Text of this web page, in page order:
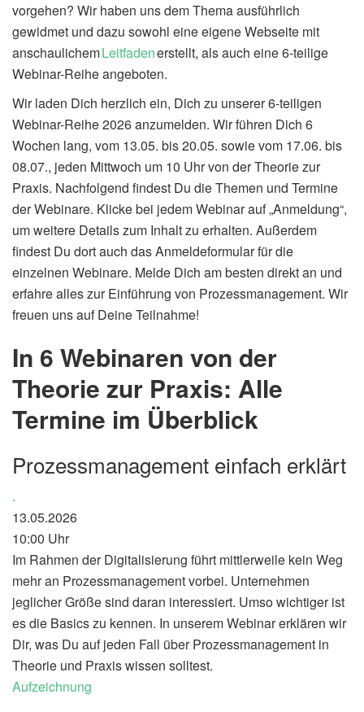
vorgehen? Wir haben uns dem Thema ausführlich
gewidmet und dazu sowohl eine eigene Webseite mit
anschaulichemLeitfadenerstellt, als auch eine 6-teilige
Webinar-Reihe angeboten.
Wir laden Dich herzlich ein, Dich zu unserer 6-teiligen
Webinar-Reihe2026anzumelden. Wir führen Dich 6
Wochen lang, vom 13.05. bis 20.05. sowie vom 17.06. bis
08.07., jeden Mittwoch um 10 Uhr von der Theorie zur
Praxis. Nachfolgend findest Du die Themen und Termine
der Webinare. Klicke bei jedem Webinar auf „Anmeldung“,
um weitere Details zum Inhalt zu erhalten. Außerdem
findest Du dort auch das Anmeldeformular für die
einzelnen Webinare. Melde Dich am besten direkt an und
erfahre alles zur Einführung von Prozessmanagement. Wir
freuen uns auf Deine Teilnahme!
In 6 Webinaren von der
Theorie zur Praxis: Alle
Termine im Überblick
Prozessmanagement einfach erklärt
.
13.05.2026
10:00 Uhr
Im Rahmen der Digitalisierung führt mittlerweile kein Weg
mehr an Prozessmanagement vorbei. Unternehmen
jeglicher Größe sind daran interessiert. Umso wichtiger ist
es die Basics zu kennen. In unserem Webinar erklären wir
Dir, was Du auf jeden Fall über Prozessmanagement in
Theorie und Praxis wissen solltest.
Aufzeichnung